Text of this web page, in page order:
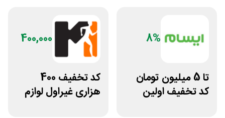
8%
تا 5 میلیون تومان
کد تخفیف اولین
400,000
کد تخفیف 400
هزاری غیراول لوازم